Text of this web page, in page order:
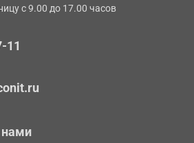
с 9.00 до 17.00 часов
11
нами